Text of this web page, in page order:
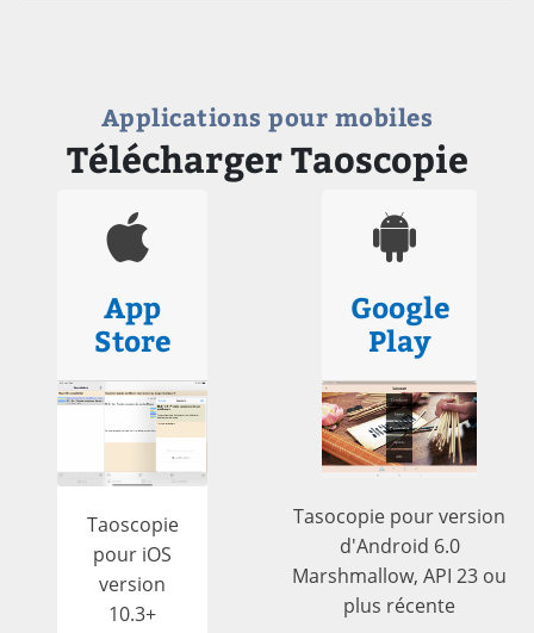
Applications pour mobiles
Télécharger Taoscopie
App
Store
Taoscopie
pour iOS
version
10.3+
Google
Play
Tasocopie pour version
d'Android 6.0
Marshmallow, API 23 ou
plus récente